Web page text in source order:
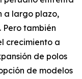
a largo plazo,
también
crecimiento a
de polos
de modelos